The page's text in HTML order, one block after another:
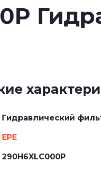
Гидравлический
EPE
290H6XLC000P